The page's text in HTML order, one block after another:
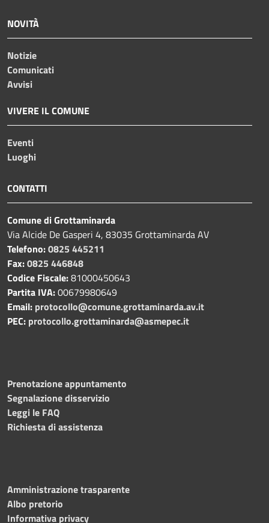
NOVITÀ
Notizie
Comunicati
Avvisi
VIVERE IL COMUNE
Eventi
Luoghi
CONTATTI
Comune di Grottaminarda
Via Alcide De Gasperi 4, 83035 Grottaminarda AV
Telefono:0825 445211
Fax:0825 446848
Codice Fiscale:81000450643
Partita IVA:00679980649
Email: protocollo@comune.grottaminarda.av.it
PEC: protocollo.grottaminarda@asmepec.it
Prenotazione appuntamento
Segnalazione disservizio
Leggi le FAQ
Richiesta di assistenza
Amministrazione trasparente
Albo pretorio
Informativa privacy